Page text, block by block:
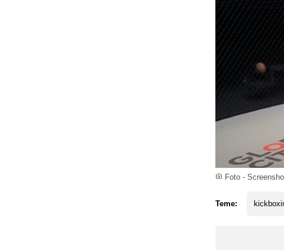
Foto -
Teme: